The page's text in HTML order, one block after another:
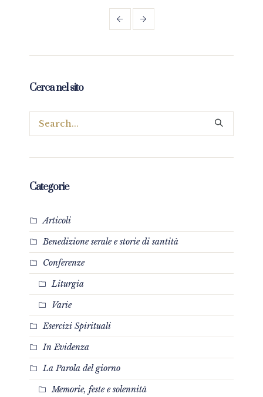
Cerca nel sito
Categorie
Articoli
Benedizione serale e storie di santità
Conferenze
Liturgia
Varie
Esercizi Spirituali
In Evidenza
La Parola del giorno
Memorie, feste e solennità